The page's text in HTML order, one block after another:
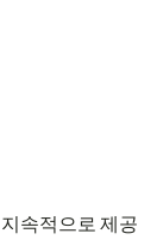
속적으로 제공